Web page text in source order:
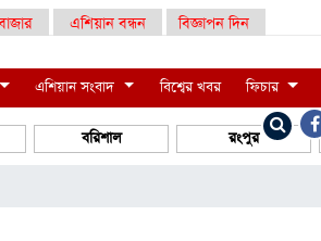
এশিয়ান বন্ধন বিজ্ঞাপন দিন
এশিয়ান সংবাদ বিশ্বের খবর ফিচার
বরিশাল রংপুর